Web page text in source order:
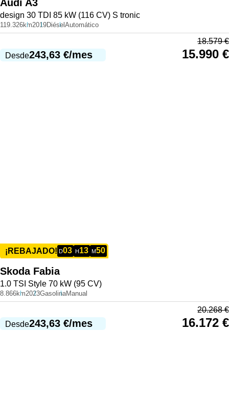
Audi A3
design 30 TDI 85 kW (116 CV) S tronic
119.326km2019Diésel Automático
Desde243,63 €/mes
18.579€
15.990 €
¡REBAJADO! D03 H 13 M50
Skoda Fabia
1.0 TSI Style 70 kW (95 CV)
8.866km2023GasolinaManual
Desde243,63 €/mes
20.268€
16.172 €